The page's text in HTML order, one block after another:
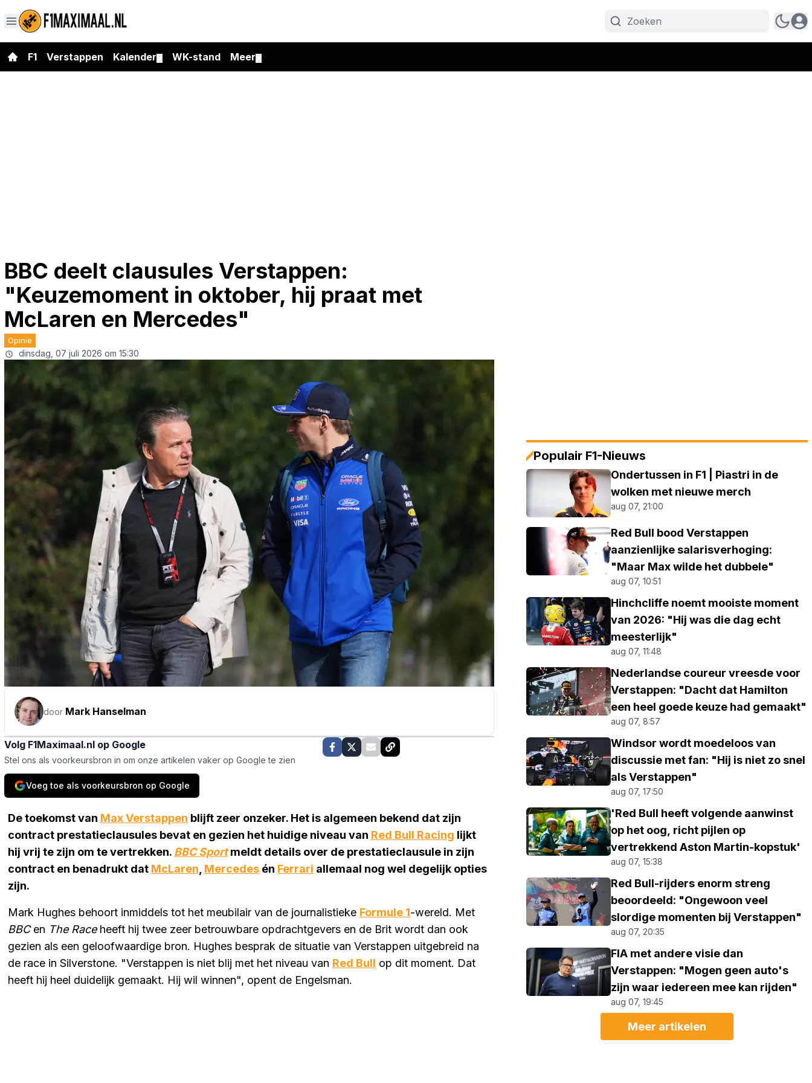
F1 Verstappen Kalender WK-stand Meer
BBC deelt clausules Verstappen:
"Keuzemoment in oktober, hij praat met
McLaren en Mercedes"
Opinie
dinsdag, 07 juli 2026 om 15:30
door Mark Hanselman
Volg F1Maximaal.nl op Google
Stel ons als voorkeursbron in om onze artikelen vaker op Google te zien
Voeg toe als voorkeursbron op Google
De toekomst van Max Verstappen blijft zeer onzeker. Het is algemeen bekend dat zijn
contract prestatieclausules bevat en gezien het huidige niveau van Red Bull Racing lijkt
hij vrij te zijn om te vertrekken. BBC Sport meldt details over de prestatieclausule in zijn
contract en benadrukt dat McLaren Mercedes én Ferrari allemaal nog wel degelijk opties
zijn.
Mark Hughes behoort inmiddels tot het meubilair van de journalistieke Formule 1-wereld. Met
BBCen The Race heeft hij twee zeer betrouwbare opdrachtgevers en de Brit wordt dan ook
gezien als een geloofwaardige bron. Hughes besprak de situatie van Verstappen uitgebreid na
de race in Silverstone. "Verstappen is niet blij met het niveau van Red Bull op dit moment. Dat
heeft hij heel duidelijk gemaakt. Hij wil winnen", opent de Engelsman.
Populair F1-Nieuws
Ondertussen in F1 | Piastri in de
wolken met nieuwe merch
aug 07, 21:00
Red Bull bood Verstappen
aanzienlijke salarisverhoging:
"Maar Max wilde het dubbele"
aug 07, 10:51
Hinchcliffe noemt mooiste moment
van 2026: "Hij was die dag echt
meesterlijk"
aug 07, 11:48
Nederlandse coureur vreesde voor
Verstappen: "Dacht dat Hamilton
een heel goede keuze had gemaakt"
aug 07, 8:57
Windsor wordt moedeloos van
discussie met fan: "Hij is niet zo snel
als Verstappen"
aug 07, 17:50
'Red Bull heeft volgende aanwinst
op het oog, richt pijlen op
vertrekkend Aston Martin-kopstuk'
aug 07, 15:38
Red Bull-rijders enorm streng
beoordeeld: "Ongewoon veel
slordige momenten bij Verstappen"
aug 07, 20:35
FIA met andere visie dan
Verstappen: "Mogen geen auto's
zijn waar iedereen mee kan rijden"
aug 07, 19:45
Meer artikelen